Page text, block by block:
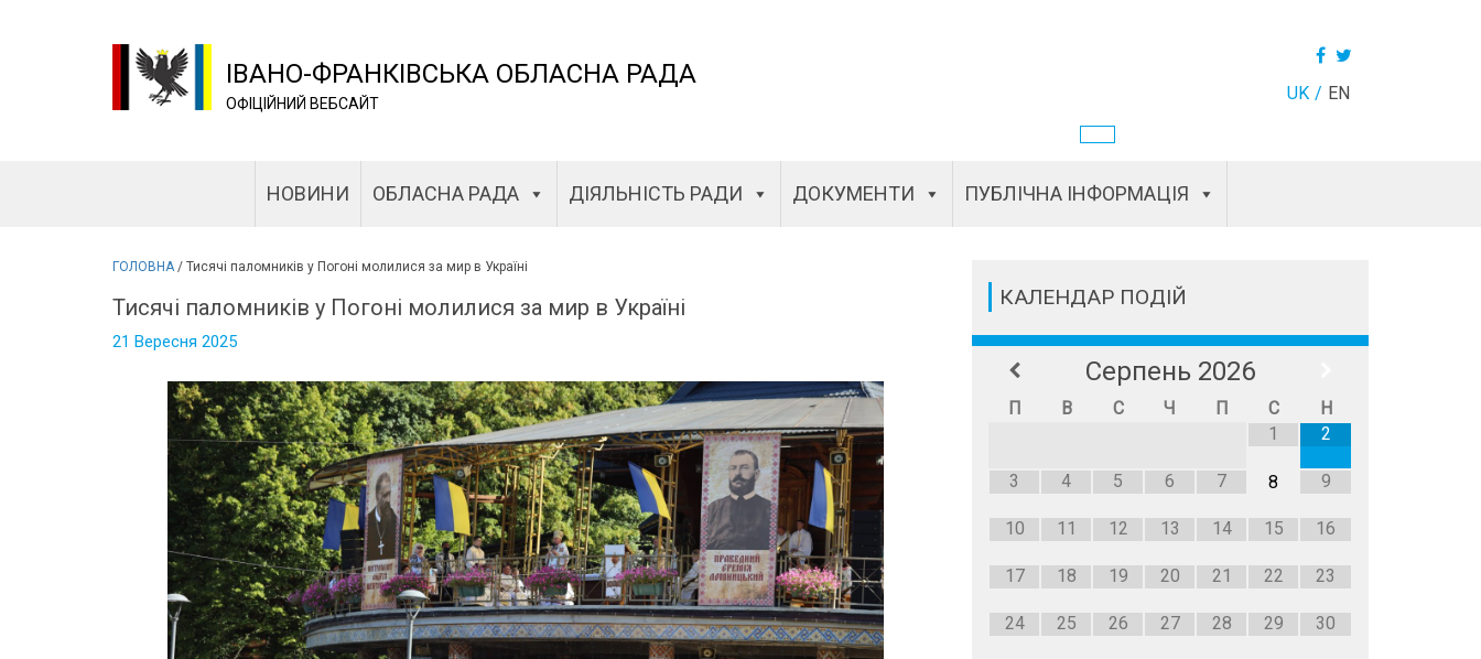
ІВАНО-ФРАНКІВСЬКА ОБЛАСНА РАДА
ОФІЦІЙНИЙ ВЕБСАЙТ UK EN
НОВИНИ ОБЛАСНА РАДА ДІЯЛЬНІСТЬ РАДИ ДОКУМЕНТИ ПУБЛІЧНА ІНФОРМАЦІЯ
ГОЛОВНА/ Тисячі паломників у Погоні молилися за мир в Україні
Тисячі паломників у Погоні молилися за мир в Україні
21 Вересня 2025
КАЛЕНДАР ПОДІЙ
Серпень 2026
П В С Ч П С
Н
1
2
3 4 5 6 7 8 9
10 11 12 13 14 15 16
17 18 19 20 21 22 23
24 25 26 27 28 29 30